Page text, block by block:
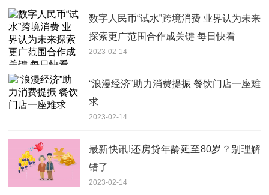
数字人民币“试水”跨境消费 业界认为未来
探索更广范围合作成关键 每日快看
2023-02-14
“浪漫经济”助力消费提振 餐饮门店一座难
求
2023-02-14
最新快讯!还房贷年龄延至80岁？别理解
错了
2023-02-14